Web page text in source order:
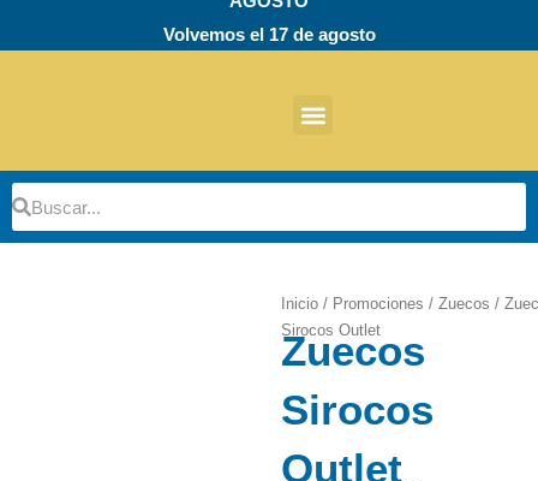
Volvemos el 17 de agosto
BuscarBuscar
Zoom
Inicio / Promociones / Zuecos /
Sirocos Outlet
Zuecos
Sirocos
Outlet